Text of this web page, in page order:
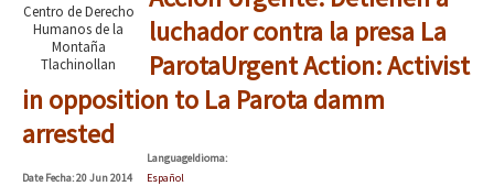
Centro de Derecho
Humanos de la
Montaña
Tlachinollan
luchador contra la presa La
ParotaUrgent Action: Activist
in opposition to La Parota damm
arrested
DateFecha: 20 Jun 2014
LanguageIdioma:
Español